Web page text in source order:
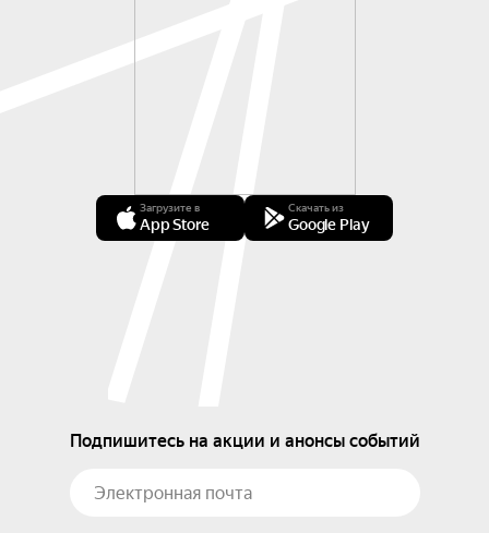
Загрузите в
App Store
Скачать из
Google Play
Подпишитесь на акции и анонсы событий